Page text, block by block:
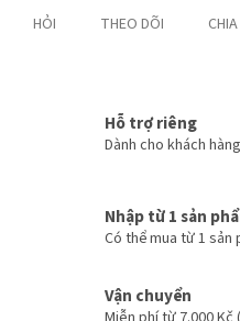
HỎI THEO DÕI
Hỗ trợ riêng
Dành cho khách hàng
Nhập từ 1 sản
Có thể mua từ 1 sản
Vận chuyển